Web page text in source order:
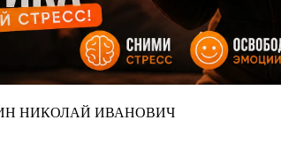
НИКОЛАЙ ИВАНОВИЧ